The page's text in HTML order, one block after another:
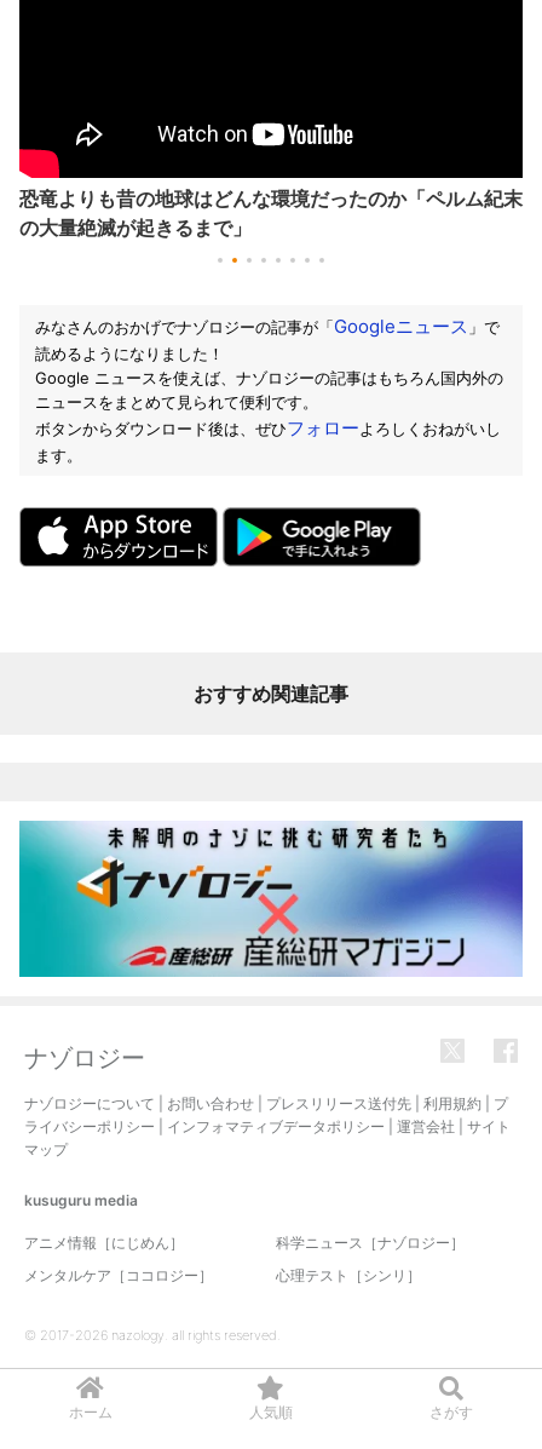
ホーム 人気順 さがす
恐竜よりも昔の地球はどんな環境だったのか「ペルム紀末
の大量絶滅が起きるまで」
みなさんのおかげでナゾロジーの記事が「Googleニュース 」で
読めるようになりました！
Google ニュースを使えば、ナゾロジーの記事はもちろん国内外の
ニュースをまとめて見られて便利です。
ボタンからダウンロード後は、ぜひフォローよろしくおねがいし
ます。
おすすめ関連記事
ナゾロジー
ナゾロジーについて お問い合わせ プレスリリース送付先 利用規約
プ
ライバシーポリシー
インフォマティブデータポリシー 運営会社
サイト
マップ
kusuguru media
アニメ情報［にじめん］
科学ニュース［ナゾロジー］
メンタルケア［ココロジー］
心理テスト［シンリ］
© 2017-2026 nazology. all rights reserved.